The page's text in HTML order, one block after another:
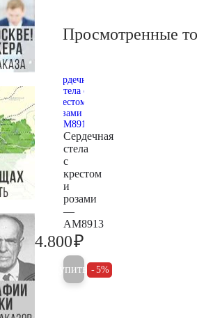
Просмотренные
Сердечная
стела
с
крестом
и
розами
—
AM8913
4.800₽
Купить 5%